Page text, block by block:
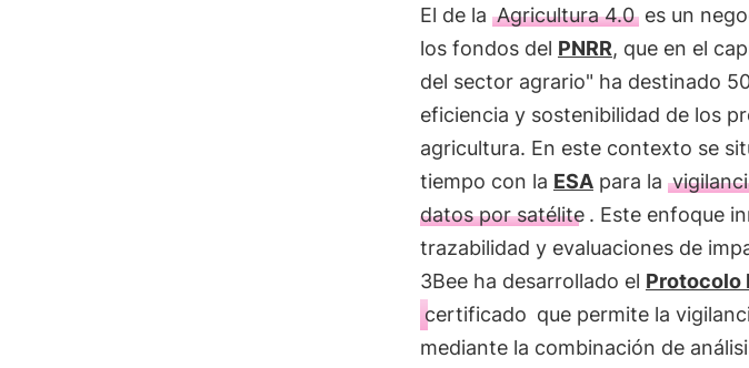
El de la Agricultura 4.0es un
los fondos del PNRR, que en el
del sector agrario" ha destinado
eficiencia y sostenibilidad de los
agricultura. En este contexto se
tiempo con la ESApara la
datos por satélite . Este enfoque
trazabilidad y evaluaciones de
3Bee ha desarrollado el Protocolo
certificado que permite la
mediante la combinación de